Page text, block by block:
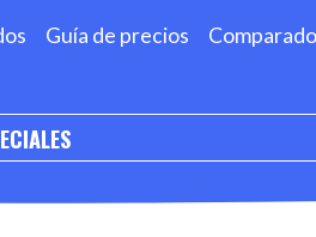
Guía de precios